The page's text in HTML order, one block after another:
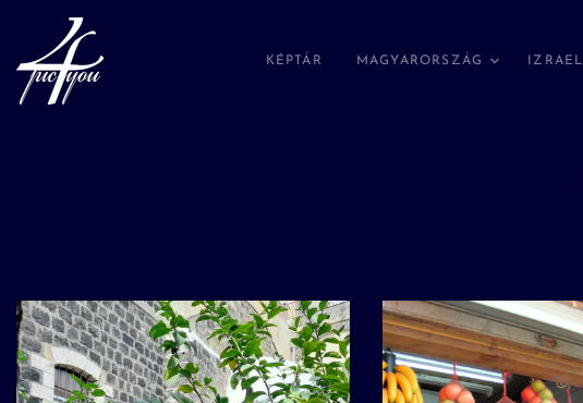
KÉPTÁR MAGYARORSZÁG IZRAEL